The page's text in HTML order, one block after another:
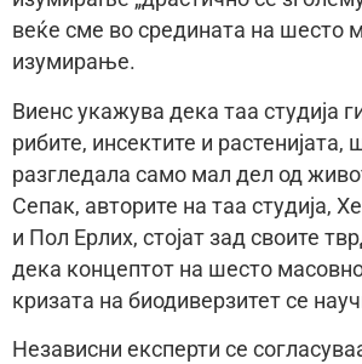
веќе сме во средината на шесто
изумирање.
Виенс укажува дека таа студија
рибите, инсектите и растенијата,
разгледала само мал дел од
Сепак, авторите на таа студија,
и Пол Ерлих, стојат зад своите
дека концептот на шесто
кризата на биодиверзитет се
Независни експерти се